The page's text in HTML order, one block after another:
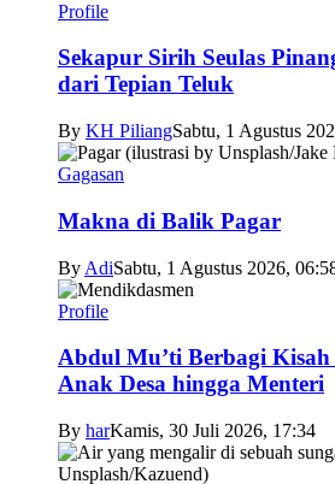
Profile
Sekapur Sirih Seulas
dari Tepian Teluk
By KH PiliangSabtu, 1 Agustus
Gagasan
Makna di Balik Pagar
By AdiSabtu, 1 Agustus 2026,
Profile
Abdul Mu’ti Berbagi
Anak Desa hingga Menteri
By harKamis, 30 Juli 2026, 17:34